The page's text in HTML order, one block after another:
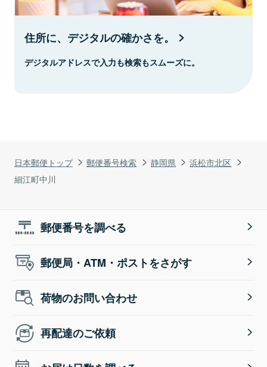
日本郵便トップ 郵便番号検索 静岡県
浜松市北区
細江町中川
住所に、デジタルの確かさを。
デジタルアドレスで入力も検索もスムーズに。
郵便番号を調べる
郵便局・ATM・ポストをさがす
荷物のお問い合わせ
再配達のご依頼